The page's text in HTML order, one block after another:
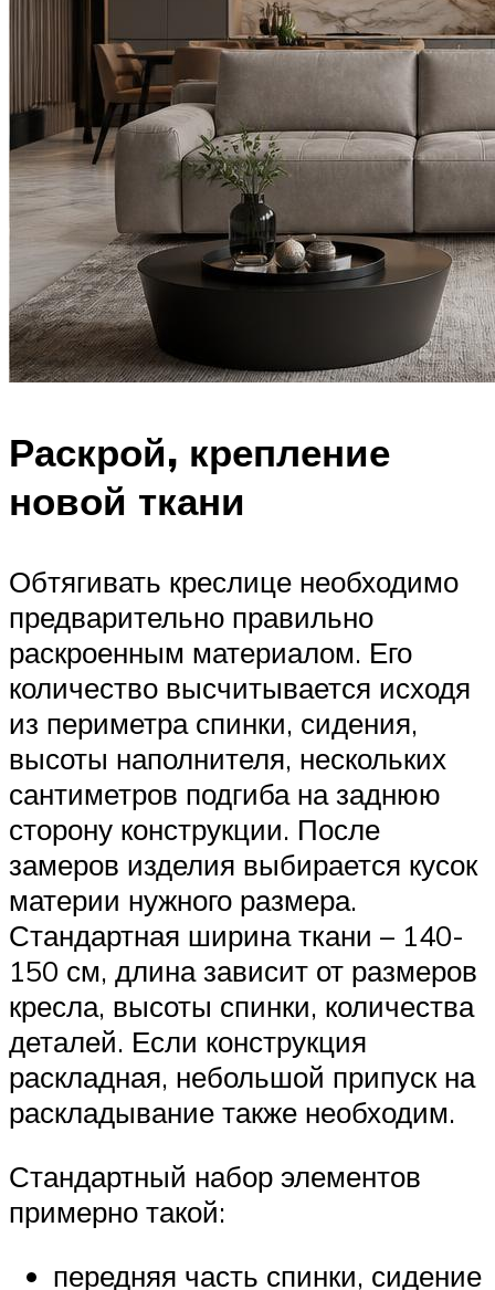
Раскрой, крепление
новой ткани
Обтягивать креслице необходимо
предварительно правильно
раскроенным материалом. Его
количество высчитывается исходя
из периметра спинки, сидения,
высоты наполнителя, нескольких
сантиметров подгиба на заднюю
сторону конструкции. После
замеров изделия выбирается кусок
материи нужного размера.
Стандартная ширина ткани – 140-
150 см, длина зависит от размеров
кресла, высоты спинки, количества
деталей. Если конструкция
раскладная, небольшой припуск на
раскладывание также необходим.
Стандартный набор элементов
примерно такой:
передняя часть спинки, сидение